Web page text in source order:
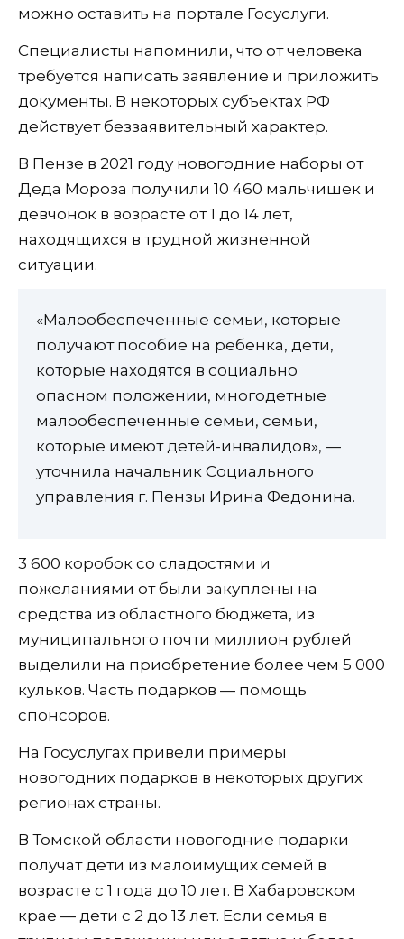
можно оставить на портале Госуслуги.
Специалисты напомнили, что от человека
требуется написать заявление и приложить
документы. В некоторых субъектах РФ
действует беззаявительный характер.
В Пензе в 2021 году новогодние наборы от
Деда Мороза получили 10 460 мальчишек и
девчонок в возрасте от 1 до 14 лет,
находящихся в трудной жизненной
ситуации.
«Малообеспеченные семьи, которые
получают пособие на ребенка, дети,
которые находятся в социально
опасном положении, многодетные
малообеспеченные семьи, семьи,
которые имеют детей-инвалидов», —
уточнила начальник Социального
управления г. Пензы Ирина Федонина.
3 600 коробок со сладостями и
пожеланиями от были закуплены на
средства из областного бюджета, из
муниципального почти миллион рублей
выделили на приобретение более чем 5 000
кульков. Часть подарков — помощь
спонсоров.
На Госуслугах привели примеры
новогодних подарков в некоторых других
регионах страны.
В Томской области новогодние подарки
получат дети из малоимущих семей в
возрасте с 1 года до 10 лет. В Хабаровском
крае — дети с 2 до 13 лет. Если семья в